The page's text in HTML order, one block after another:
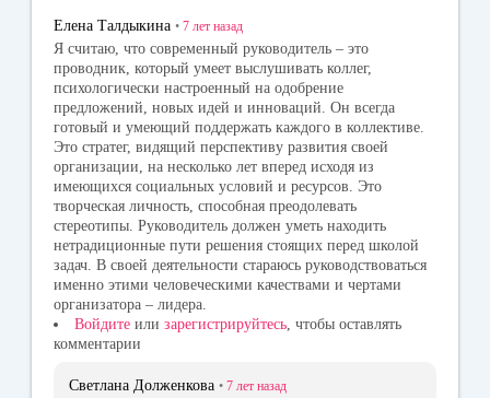
Елена Талдыкина • 7 лет назад
Я считаю, что современный руководитель – это
проводник, который умеет выслушивать коллег,
психологически настроенный на одобрение
предложений, новых идей и инноваций. Он всегда
готовый и умеющий поддержать каждого в коллективе.
Это стратег, видящий перспективу развития своей
организации, на несколько лет вперед исходя из
имеющихся социальных условий и ресурсов. Это
творческая личность, способная преодолевать
стереотипы. Руководитель должен уметь находить
нетрадиционные пути решения стоящих перед школой
задач. В своей деятельности стараюсь руководствоваться
именно этими человеческими качествами и чертами
организатора – лидера.
Войдите или зарегистрируйтесь , чтобы оставлять
комментарии
Светлана Долженкова • 7 лет назад